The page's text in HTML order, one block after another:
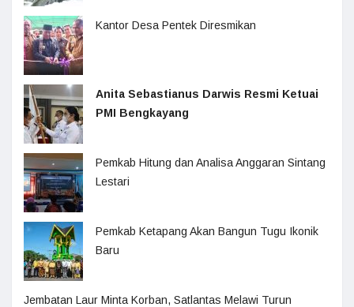
Kantor Desa Pentek Diresmikan
Anita Sebastianus Darwis Resmi Ketuai
PMI Bengkayang
Pemkab Hitung dan Analisa Anggaran Sintang
Lestari
Pemkab Ketapang Akan Bangun Tugu Ikonik
Baru
Jembatan Laur Minta Korban, Satlantas Melawi Turun